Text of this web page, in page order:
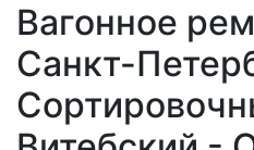
Вагонное
Санкт-